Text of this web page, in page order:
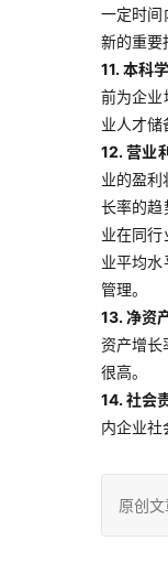
一定时间
新的重要
11. 本科
前为企业
业人才储
12. 营业
业的盈
长率的趋
业在同
业平均
管理。
13. 净资
资产增长
很高。
14. 社会
内企业社
原创